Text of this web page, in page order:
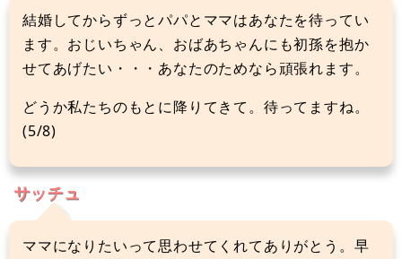
結婚してからずっとパパとママはあなたを待ってい
ます。おじいちゃん、おばあちゃんにも初孫を抱か
せてあげたい・・・あなたのためなら頑張れます。
どうか私たちのもとに降りてきて。待ってますね。
(5/8)
サッチュ
ママになりたいって思わせてくれてありがとう。早